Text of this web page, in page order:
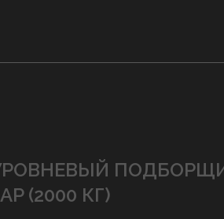
(2000 КГ)